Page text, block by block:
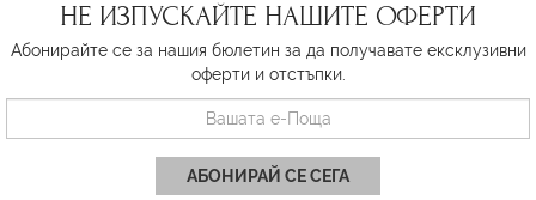
НЕ ИЗПУСКАЙТЕ НАШИТЕ ОФЕРТИ
Абонирайте се за нашия бюлетин за да получавате ексклузивни
оферти и отстъпки.
АБОНИРАЙ СЕ СЕГА